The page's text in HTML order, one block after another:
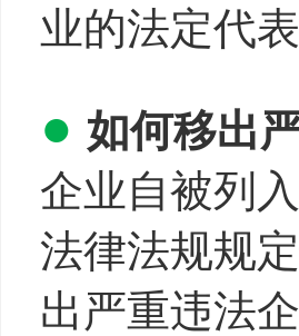
业的法定代
● 如何移出
企业自被列
法律法规规
出严重违法